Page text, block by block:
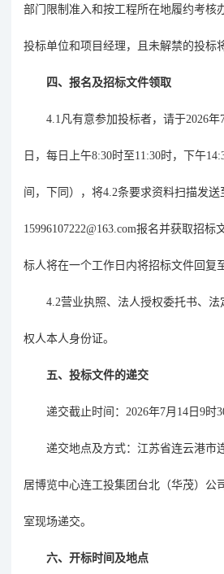
部门限制准入和按工程所在地履约考核
投标单位和项目经理，且未解禁的投标
四、报名及招标文件领取
4.1凡有意参加投标者，请于2026年
日，每日上午8:30时至11:30时，下午
间，下同），将4.2条要求资料扫描发送
15996107222@163.com报名并获取招标
标人将在一个工作日内将招标文件回复
4.2营业执照、法人授权委托书、
权人本人身份证。
五、投标文件的递交
递交截止时间： 2026年7月 14 日 9时
递交地点及方式： 江苏省连云港市
居博览中心连工投集团台北（华茂）公
室现场递交。
六、开标时间及地点